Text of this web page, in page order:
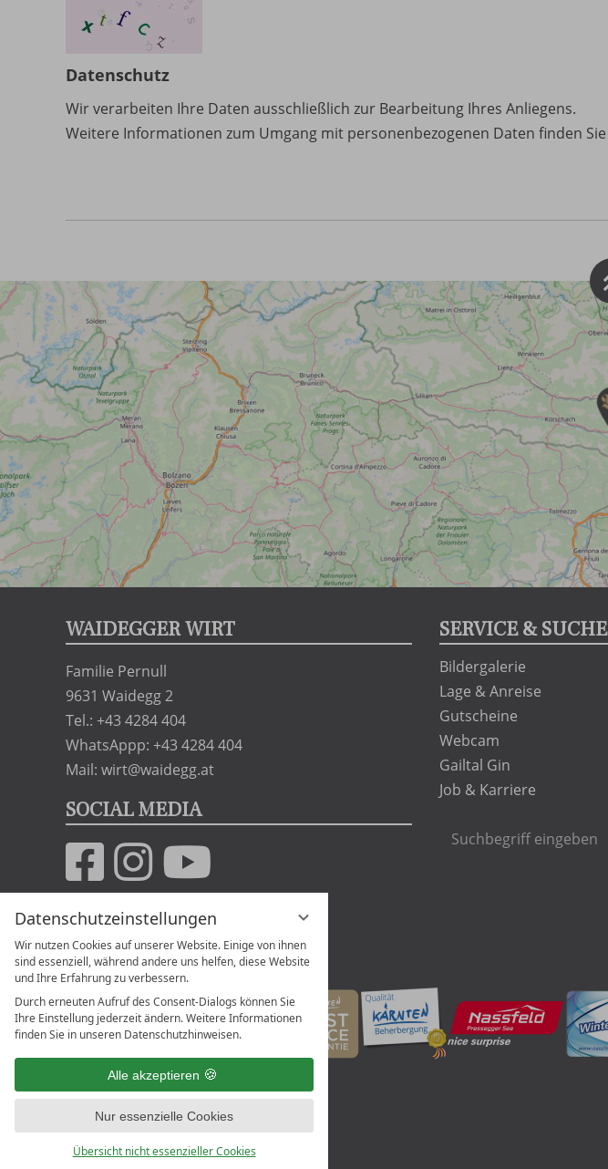
Datenschutzeinstellungen
Wir nutzen Cookies auf unserer Website. Einige von ihnen
sind essenziell, während andere uns helfen, diese Website
und Ihre Erfahrung zu verbessern.
Durch erneuten Aufruf des Consent-Dialogs können Sie
Ihre Einstellung jederzeit ändern. Weitere Informationen
finden Sie in unseren Datenschutzhinweisen.
Alle akzeptieren
Nur essenzielle Cookies
Übersicht nicht essenzieller Cookies
Datenschutz
Wir verarbeiten Ihre Daten ausschließlich zur Bearbeitung Ihres Anliegens.
Weitere Informationen zum Umgang mit personenbezogenen Daten finden Sie
WAIDEGGER WIRT
Familie Pernull
9631 Waidegg 2
Tel.: +43 4284 404
WhatsAppp: +43 4284 404
Mail: wirt@waidegg.at
SOCIAL MEDIA
SERVICE & SUCHE
Bildergalerie
Lage & Anreise
Gutscheine
Webcam
Gailtal Gin
Job & Karriere
Suchbegriff